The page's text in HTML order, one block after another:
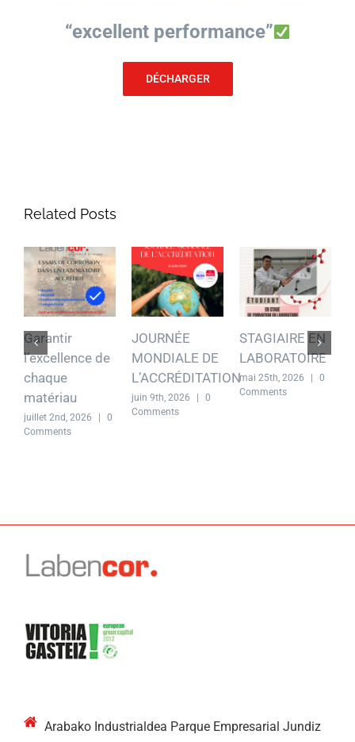
“excellent performance”
DÉCHARGER
Related Posts
Garantir
l’excellence de
chaque
matériau
juillet 2nd, 2026
0
Comments
JOURNÉE
MONDIALE DE
L’ACCRÉDITATION
juin 9th, 2026
0
Comments
STAGIAIRE EN
LABORATOIRE
mai 25th, 2026
0
Comments
Arabako Industrialdea Parque Empresarial Jundiz